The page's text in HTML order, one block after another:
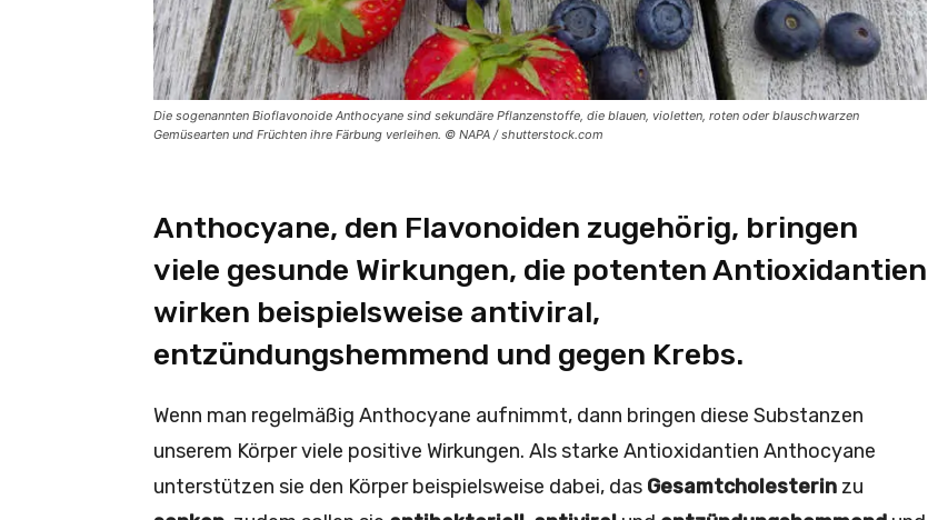
Die sogenannten Bioflavonoide Anthocyane sind sekundäre Pflanzenstoffe, die blauen, violetten, roten oder blauschwarzen
Gemüsearten und Früchten ihre Färbung verleihen. © NAPA / shutterstock.com
Anthocyane, den Flavonoiden zugehörig, bringen
viele gesunde Wirkungen, die potenten Antioxidantien
wirken beispielsweise antiviral,
entzündungshemmend und gegen Krebs.
Wenn man regelmäßig Anthocyane aufnimmt, dann bringen diese Substanzen
unserem Körper viele positive Wirkungen. Als starke Antioxidantien Anthocyane
unterstützen sie den Körper beispielsweise dabei, das Gesamtcholesterin zu